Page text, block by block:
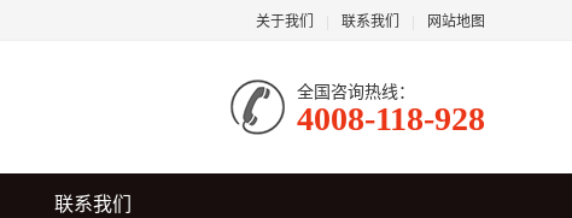
关于我们 联系我们 网站地图
全国咨询热线：
4008-118-928
联系我们